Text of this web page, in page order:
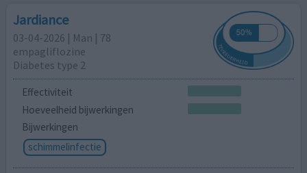
Jardiance
03-04-2026 | Man | 78
empagliflozine
Diabetes type 2
Effectiviteit
Hoeveelheid bijwerkingen
Bijwerkingen
schimmelinfectie